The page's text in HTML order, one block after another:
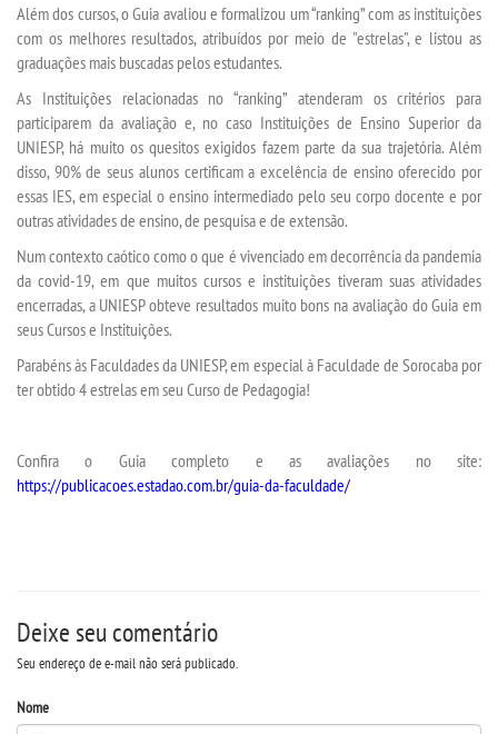
MATRÍCULA
EDITAL
PUBLICAÇÕES
DESTAQUES
REVISTAS ELETRÔNICAS
REVISTA SABER ACADÊMICO
PROJETO CEDRO
REPOSITÓRIO
Além dos cursos, o Guia avaliou e formalizou um “ranking” com as instituições
com os melhores resultados, atribuídos por meio de "estrelas", e listou as
graduações mais buscadas pelos estudantes.
As Instituições relacionadas no “ranking” atenderam os critérios para
participarem da avaliação e, no caso Instituições de Ensino Superior da
UNIESP, há muito os quesitos exigidos fazem parte da sua trajetória. Além
disso, 90% de seus alunos certificam a excelência de ensino oferecido por
essas IES, em especial o ensino intermediado pelo seu corpo docente e por
outras atividades de ensino, de pesquisa e de extensão.
Num contexto caótico como o que é vivenciado em decorrência da pandemia
da covid-19, em que muitos cursos e instituições tiveram suas atividades
encerradas, a UNIESP obteve resultados muito bons na avaliação do Guia em
seus Cursos e Instituições.
Parabéns às Faculdades da UNIESP, em especial à Faculdade de Sorocaba por
ter obtido 4 estrelas em seu Curso de Pedagogia!
Confira o Guia completo e as avaliações no site:
https://publicacoes.estadao.com.br/guia-da-faculdade/
Deixe seu comentário
Seu endereço de e-mail não será publicado.
Nome